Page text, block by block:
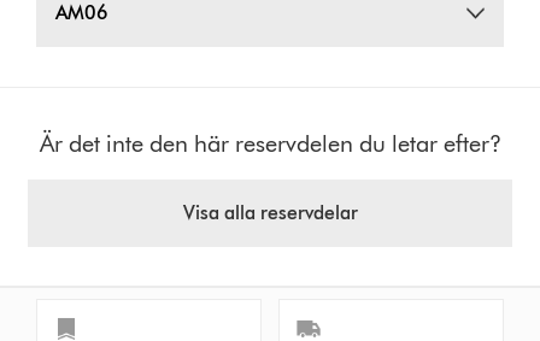
AM06
Är det inte den här reservdelen du letar efter?
Visa alla reservdelar